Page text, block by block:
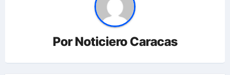
PorNoticiero Caracas